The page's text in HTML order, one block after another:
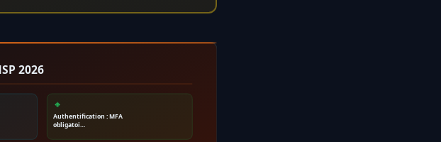
2026
🔸
Authentification : MFA
obligatoi…